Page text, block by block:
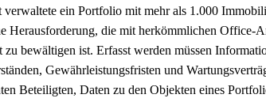
verwaltete ein Portfolio mit mehr als 1.000
Herausforderung, die mit herkömmlichen Office-
bewältigen ist. Erfasst werden müssen
Gewährleistungsfristen und
Beteiligten, Daten zu den Objekten eines